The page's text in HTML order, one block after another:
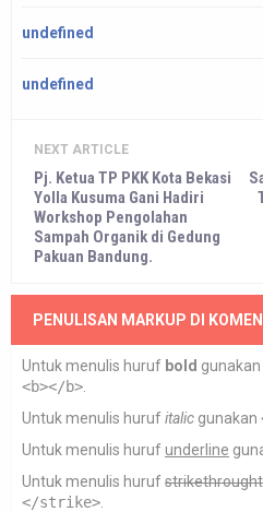
undefined
undefined
NEXT ARTICLE
Pj. Ketua TP PKK Kota Bekasi
Yolla Kusuma Gani Hadiri
Workshop Pengolahan
Sampah Organik di Gedung
Pakuan Bandung.
PENULISAN MARKUP DI
Untuk menulis huruf bold gunakan
<b></b>
Untuk menulis hurufitalic gunakan
Untuk menulis hurufunderline
Untuk menulis hurufstrikethrought
</strike>